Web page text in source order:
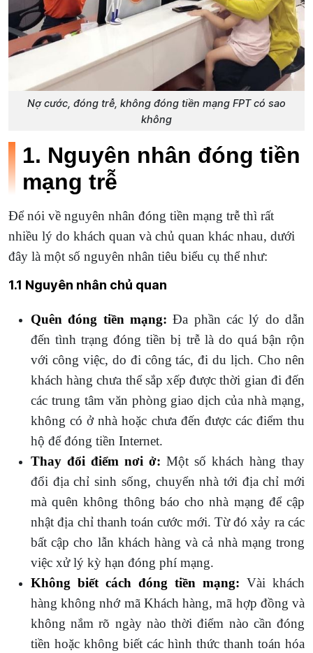
Nợ cước, đóng trễ, không đóng tiền mạng FPT có sao
không
1. Nguyên nhân đóng tiền
mạng trễ
Để nói về nguyên nhân đóng tiền mạng trễ thì rất
nhiều lý do khách quan và chủ quan khác nhau, dưới
đây là một số nguyên nhân tiêu biểu cụ thể như:
1.1 Nguyên nhân chủ quan
Quên đóng tiền mạng: Đa phần các lý do dẫn
đến tình trạng đóng tiền bị trễ là do quá bận rộn
với công việc, do đi công tác, đi du lịch. Cho nên
khách hàng chưa thể sắp xếp được thời gian đi đến
các trung tâm văn phòng giao dịch của nhà mạng,
không có ở nhà hoặc chưa đến được các điểm thu
hộ để đóng tiền Internet.
Thay đổi điểm nơi ở: Một số khách hàng thay
đổi địa chỉ sinh sống, chuyển nhà tới địa chỉ mới
mà quên không thông báo cho nhà mạng để cập
nhật địa chỉ thanh toán cước mới. Từ đó xảy ra các
bất cập cho lẫn khách hàng và cả nhà mạng trong
việc xử lý kỳ hạn đóng phí mạng.
Không biết cách đóng tiền mạng: Vài khách
hàng không nhớ mã Khách hàng, mã hợp đồng và
không nắm rõ ngày nào thời điểm nào cần đóng
tiền hoặc không biết các hình thức thanh toán hóa